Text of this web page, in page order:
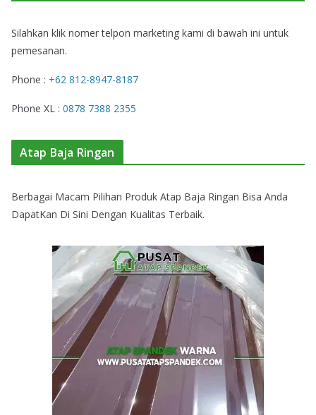
Silahkan klik nomer telpon marketing kami di bawah ini untuk
pemesanan.
Phone : +62 812-8947-8187
Phone XL : 0878 7388 2355
Atap Baja Ringan
Berbagai Macam Pilihan Produk Atap Baja Ringan Bisa Anda
DapatKan Di Sini Dengan Kualitas Terbaik.